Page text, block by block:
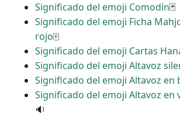
Significado del emoji Comodín🃏
Significado del emoji Ficha
rojo🀄
Significado del emoji Cartas
Significado del emoji Altavoz
Significado del emoji Altavoz en
Significado del emoji Altavoz en
🔉